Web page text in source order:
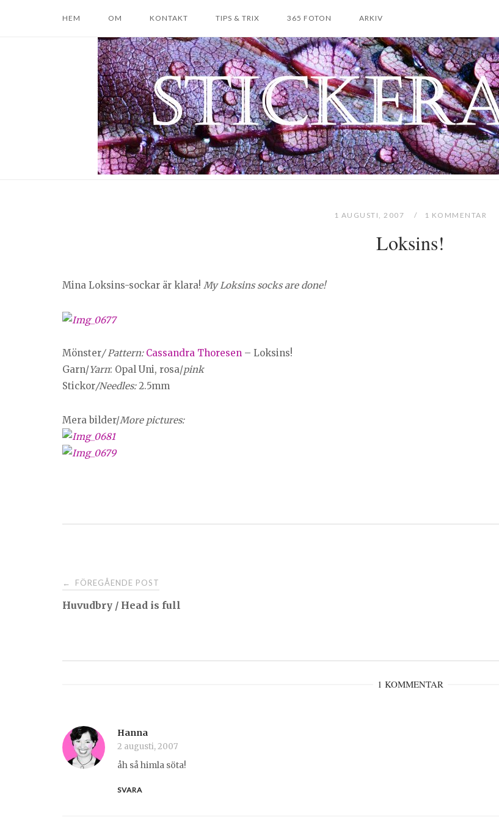
HEM OM KONTAKT TIPS & TRIX 365 FOTON ARKIV
Home
1 AUGUSTI, 2007 1 KOMMENTAR
Loksins!
Mina Loksins-sockar är klara! My Loksins socks are done!
Mönster/ Pattern: Cassandra Thoresen – Loksins!
Garn/Yarn: Opal Uni, rosa/pink
Stickor/Needles:2.5mm
Mera bilder/More pictures:
Post
navigation
← FÖREGÅENDE POST
Huvudbry / Head is full
1 KOMMENTAR
Hanna
2 augusti, 2007
åh så himla söta!
SVARA